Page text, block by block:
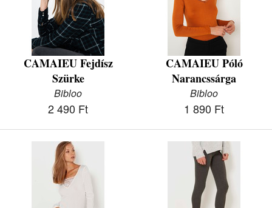
CAMAIEU Fejdísz
Szürke
Bibloo
2 490 Ft
CAMAIEU Póló
Narancssárga
Bibloo
1 890 Ft